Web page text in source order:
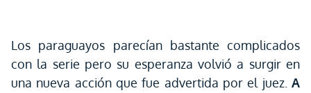
Los paraguayos parecían bastante complicados
con la serie pero su esperanza volvió a surgir en
una nueva acción que fue advertida por el juez. A